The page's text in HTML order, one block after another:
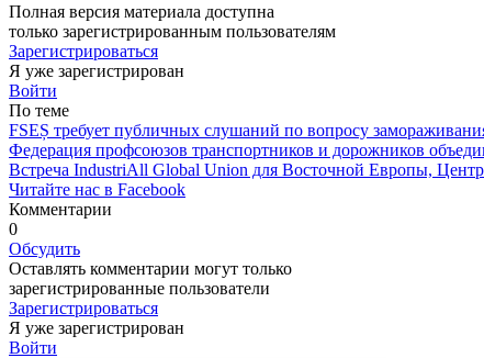
Полная версия материала доступна
только зарегистрированным пользователям
Зарегистрироваться
Я уже зарегистрирован
Войти
По теме
FSEȘ требует публичных слушаний по вопросу
Федерация профсоюзов транспортников и дорожников
Встреча IndustriAll Global Union для Восточной Европы,
Читайте нас в Facebook
Комментарии
0
Обсудить
Оставлять комментарии могут только
зарегистрированные пользователи
Зарегистрироваться
Я уже зарегистрирован
Войти